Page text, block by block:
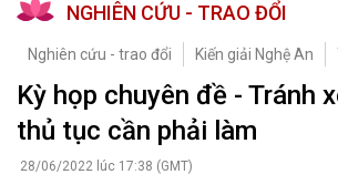
NGHIÊN CỨU - TRAO ĐỔI
Nghiên cứu - trao đổi Kiến giải Nghệ An
Kỳ họp chuyên đề - Tránh
thủ tục cần phải làm
28/06/2022 lúc 17:38 (GMT)